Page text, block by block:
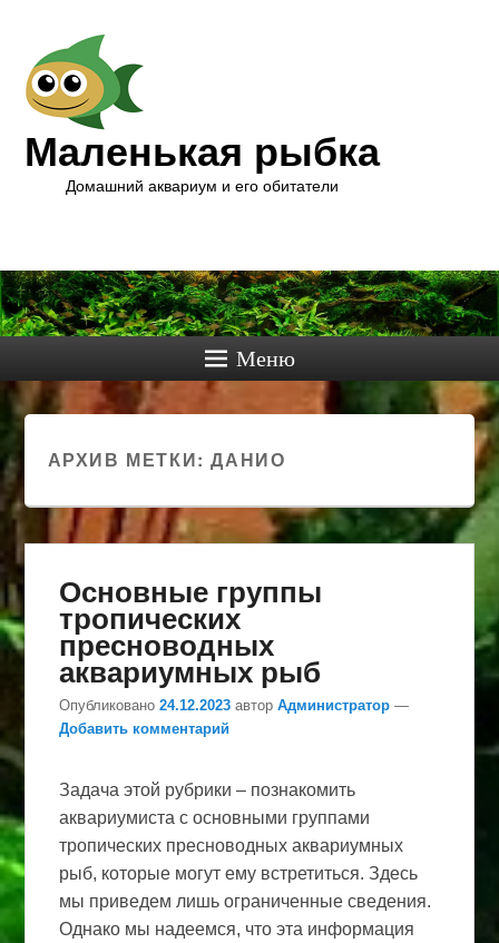
Маленькая рыбка
Домашний аквариум и его обитатели
Меню
АРХИВ МЕТКИ:ДАНИО
Основные группы
тропических
пресноводных
аквариумных рыб
Опубликовано24.12.2023 авторАдминистратор —
Добавить комментарий
Задача этой рубрики – познакомить
аквариумиста с основными группами
тропических пресноводных аквариумных
рыб, которые могут ему встретиться. Здесь
мы приведем лишь ограниченные сведения.
Однако мы надеемся, что эта информация